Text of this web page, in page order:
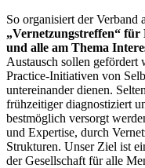
So organisiert der Verband
„Vernetzungstreffen“
und alle am Thema
Austausch sollen gefördert
Practice-Initiativen von
untereinander dienen.
frühzeitiger diagnostiziert
bestmöglich versorgt
und Expertise, durch
Strukturen. Unser Ziel ist
der Gesellschaft für alle